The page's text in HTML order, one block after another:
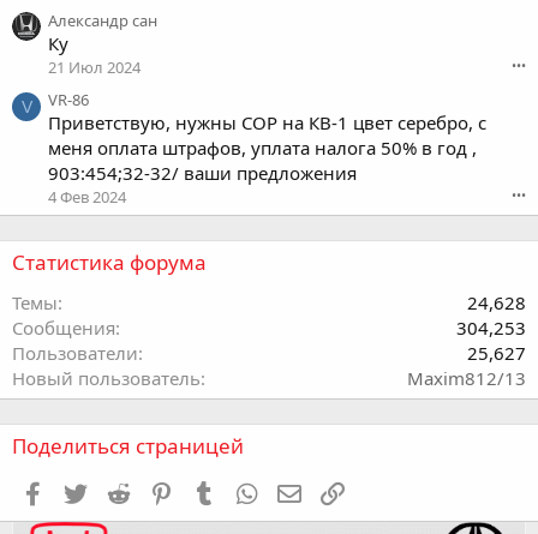
Александр сан
Ку
21 Июл 2024 •••
V VR-86
Приветствую, нужны СОР на КВ-1 цвет серебро, с
меня оплата штрафов, уплата налога 50% в год ,
903:454;32-32/ ваши предложения
4 Фев 2024 •••
Статистика форума
Темы
24,628
Сообщения
304,253
Пользователи
25,627
Новый пользователь
Maxim812/13
Поделиться страницей
Facebook
TwitterReddit PinterestTumblrWhatsAppЭлектронная почта
Ссылка